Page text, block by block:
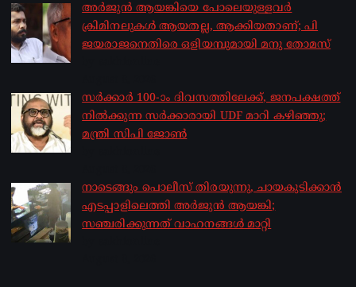
അർജുൻ ആയങ്കിയെ പോലെയുള്ളവർ
ക്രിമിനലുകൾ ആയതല്ല, ആക്കിയതാണ്; പി
ജയരാജനെതിരെ ഒളിയമ്പുമായി മനു തോമസ്
സർക്കാർ 100-ാം ദിവസത്തിലേക്ക്, ജനപക്ഷത്ത്
നിൽക്കുന്ന സർക്കാരായി UDF മാറി കഴിഞ്ഞു;
മന്ത്രി സിപി ജോൺ
നാടെങ്ങും പൊലീസ് തിരയുന്നു, ചായകുടിക്കാൻ
എടപ്പാളിലെത്തി അർജുൻ ആയങ്കി;
സഞ്ചരിക്കുന്നത് വാഹനങ്ങൾ മാറ്റി